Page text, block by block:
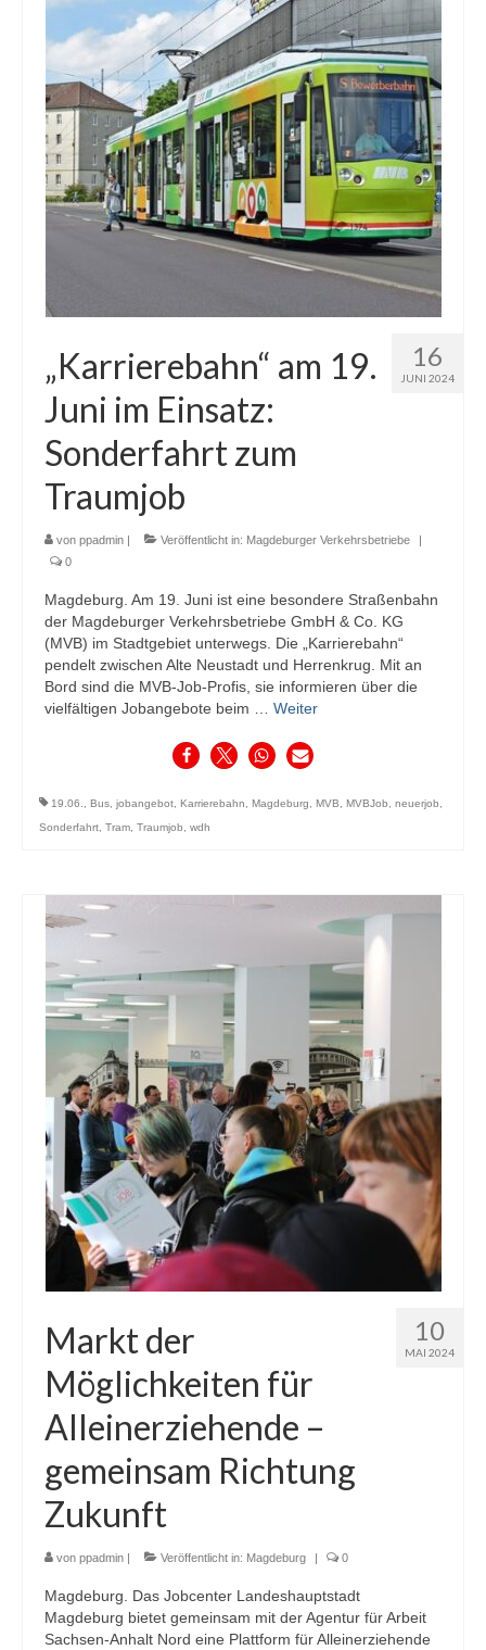
16
JUNI 2024
„Karrierebahn“ am 19.
Juni im Einsatz:
Sonderfahrt zum
Traumjob
von ppadmin Veröffentlicht in: Magdeburger Verkehrsbetriebe
0
Magdeburg. Am 19. Juni ist eine besondere Straßenbahn
der Magdeburger Verkehrsbetriebe GmbH & Co. KG
(MVB) im Stadtgebiet unterwegs. Die „Karrierebahn“
pendelt zwischen Alte Neustadt und Herrenkrug. Mit an
Bord sind die MVB-Job-Profis, sie informieren über die
vielfältigen Jobangebote beim … Weiter
19.06., Bus, jobangebot, Karrierebahn, Magdeburg, MVB, MVBJob, neuerjob,
Sonderfahrt, Tram, Traumjob, wdh
10
MAI 2024
Markt der
Möglichkeiten für
Alleinerziehende –
gemeinsam Richtung
Zukunft
von ppadmin Veröffentlicht in: Magdeburg 0
Magdeburg. Das Jobcenter Landeshauptstadt
Magdeburg bietet gemeinsam mit der Agentur für Arbeit
Sachsen-Anhalt Nord eine Plattform für Alleinerziehende